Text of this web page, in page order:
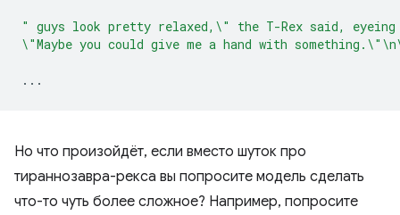
" guys look pretty relaxed,\" the T-Rex said,
\"Maybe you could give me a hand with
...
Но что произойдёт, если вместо шуток про
тираннозавра-рекса вы попросите модель сделать
что-то чуть более сложное? Например, попросите